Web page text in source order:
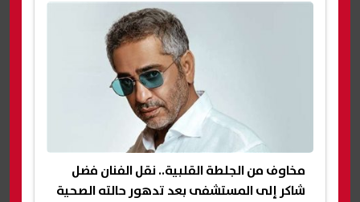
مخاوف من الجلطة القلبية.. نقل الفنان فضل
شاكر إلى المستشفى بعد تدهور حالته الصحية